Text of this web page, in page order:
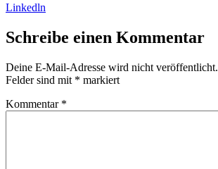
Linkedln
Schreibe einen Kommentar
Deine E-Mail-Adresse wird nicht veröffentlicht.
Felder sind mit * markiert
Kommentar *